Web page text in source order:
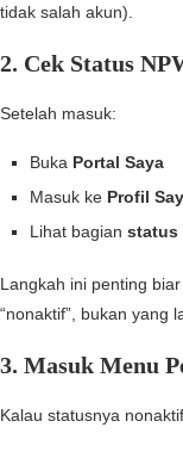
tidak salah akun).
2. Cek Status
Setelah masuk:
Buka Portal Saya
Masuk ke Profil
Lihat bagian status
Langkah ini penting
“nonaktif”, bukan yang
3. Masuk Menu
Kalau statusnya